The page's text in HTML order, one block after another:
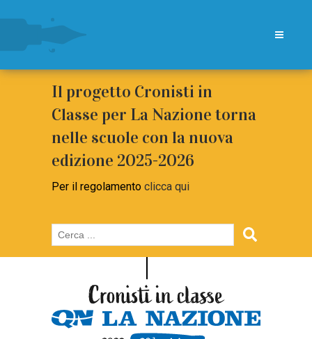
Il progetto Cronisti in
Classe per La Nazione torna
nelle scuole con la nuova
edizione 2025-2026
Per il regolamento clicca qui